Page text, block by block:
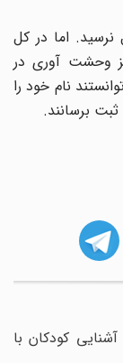
اما در کل
آوری در
نام خود را
برسانند.
آشنایی کودکان با